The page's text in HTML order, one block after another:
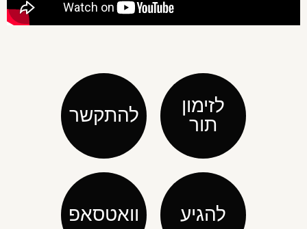
לזימון
תור
להתקשר
להגיע וואטסאפ